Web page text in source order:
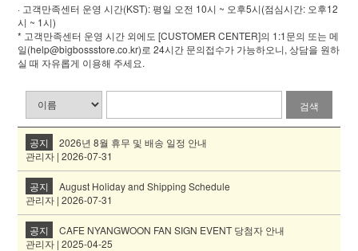
· 고객만족센터 운영 시간(KST): 평일 오전 10시 ~ 오후5시(점심시간: 오후12
시 ~ 1시)
* 고객만족센터 운영 시간 외에도 [CUSTOMER CENTER]의 1:1문의 또는 메
일(help@bigbossstore.co.kr)로 24시간 문의접수가 가능하오니, 상담을 원하
실 때 자유롭게 이용해 주세요.
검색
공지
2026년 8월 휴무 및 배송 일정 안내
관리자 | 2026-07-31
공지
August Holiday and Shipping Schedule
관리자 | 2026-07-31
공지
CAFE NYANGWOON FAN SIGN EVENT 당첨자 안내
관리자 | 2025-04-25